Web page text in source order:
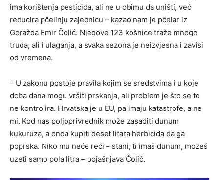
ima korištenja pesticida, ali ne u obimu da uništi, već
reducira pčelinju zajednicu – kazao nam je pčelar iz
Goražda Emir Čolić. Njegove 123 košnice traže mnogo
truda, ali i ulaganja, a svaka sezona je neizvjesna i zavisi
od vremena.
– U zakonu postoje pravila kojim se sredstvima i u koje
doba dana mogu vršiti prskanja, ali problem je što se to
ne kontrolira. Hrvatska je u EU, pa imaju katastrofe, a ne
mi. Kod nas poljoprivrednik može zasaditi dunum
kukuruza, a onda kupiti deset litara herbicida da ga
poprska. Niko mu neće reći – stani, ti imaš dunum, možeš
uzeti samo pola litra – pojašnjava Čolić.